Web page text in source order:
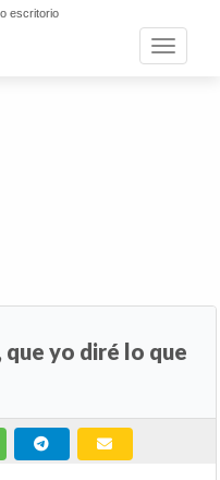
escritorio
Toggle
yo diré lo que